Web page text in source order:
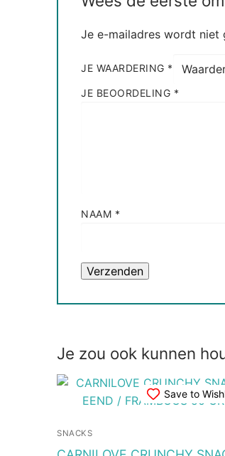
Je e-mailadres wordt niet
JE WAARDERING *
JE BEOORDELING *
NAAM *
Je zou ook kunnen
Save to
SNACKS